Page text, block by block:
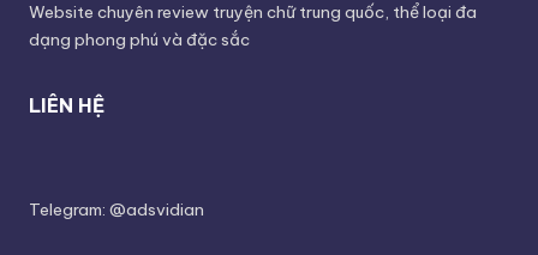
Website chuyên review truyện chữ trung quốc, thể loại đa
dạng phong phú và đặc sắc
LIÊN HỆ
Telegram: @adsvidian